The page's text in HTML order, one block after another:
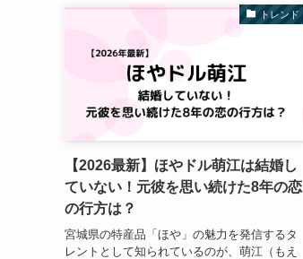
トレンド
【2026最新】ほやドル萌江は結婚し
ていない！元彼を思い続けた8年の恋
の行方は？
宮城県の特産品「ほや」の魅力を発信するタ
レントとして知られているのが、萌江（もえ